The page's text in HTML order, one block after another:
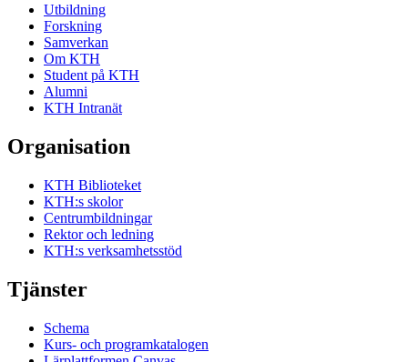
Utbildning
Forskning
Samverkan
Om KTH
Student på KTH
Alumni
KTH Intranät
Organisation
KTH Biblioteket
KTH:s skolor
Centrumbildningar
Rektor och ledning
KTH:s verksamhetsstöd
Tjänster
Schema
Kurs- och programkatalogen